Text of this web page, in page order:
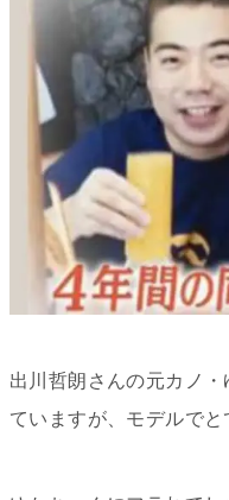
出川哲朗さんの元カノ
ていますが、モデルでと